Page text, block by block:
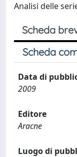
Analisi delle
Scheda
Scheda
Data di
2009
Editore
Aracne
Luogo di